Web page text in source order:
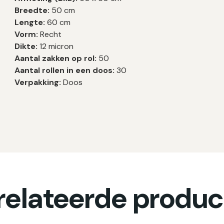
Breedte: 50 cm
Lengte: 60 cm
Vorm: Recht
Dikte: 12 micron
Aantal zakken op rol: 50
Aantal rollen in een doos:30
Verpakking: Doos